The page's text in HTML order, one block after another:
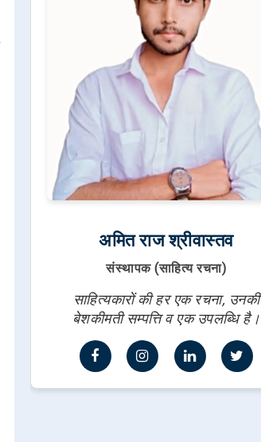
अमित राज श्रीवास्तव
संस्थापक (साहित्य रचना)
साहित्यकारों की हर एक रचना, उनकी
बेशकीमती सम्पत्ति व एक उपलब्धि है।